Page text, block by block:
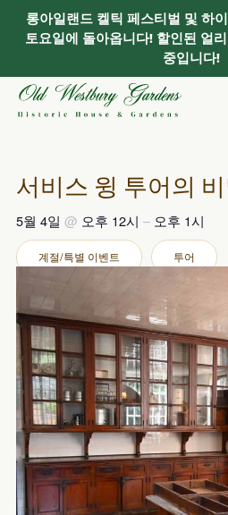
서비스 윙 투어의
5월 4일 @ 오후 12시 – 오후 1시
계절/특별 이벤트 투어
롱아일랜드 켈틱 페스티벌 및 하
토요일에 돌아옵니다! 할인된 얼
중입니다!